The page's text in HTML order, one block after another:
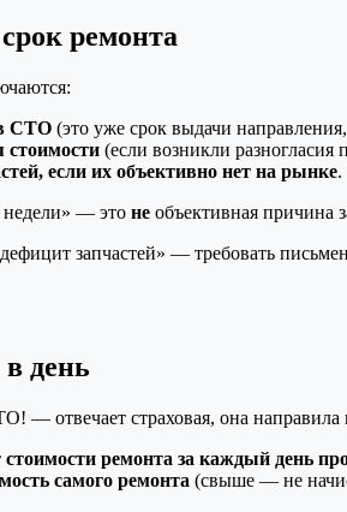
ремонта
СТО (это уже срок выдачи
стоимости (если возникли
если их объективно нет на рынке.
недели» — это не объективная причина
запчастей» — требовать
день
— отвечает страховая, она направила
стоимости ремонта за каждый день
самого ремонта (свыше — не